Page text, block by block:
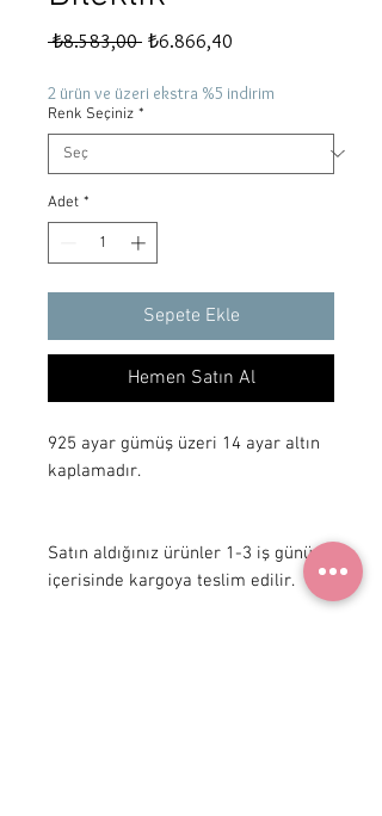
₺8.583,00 Normal
₺6.866,40
2 ürün ve üzeri ekstra %5 indirim
Renk Seçiniz *
Adet *
Sepete Ekle
Hemen Satın Al
925 ayar gümüş üzeri 14 ayar altın
kaplamadır.
Satın aldığınız ürünler 1-3 iş günü
içerisinde kargoya teslim edilir.